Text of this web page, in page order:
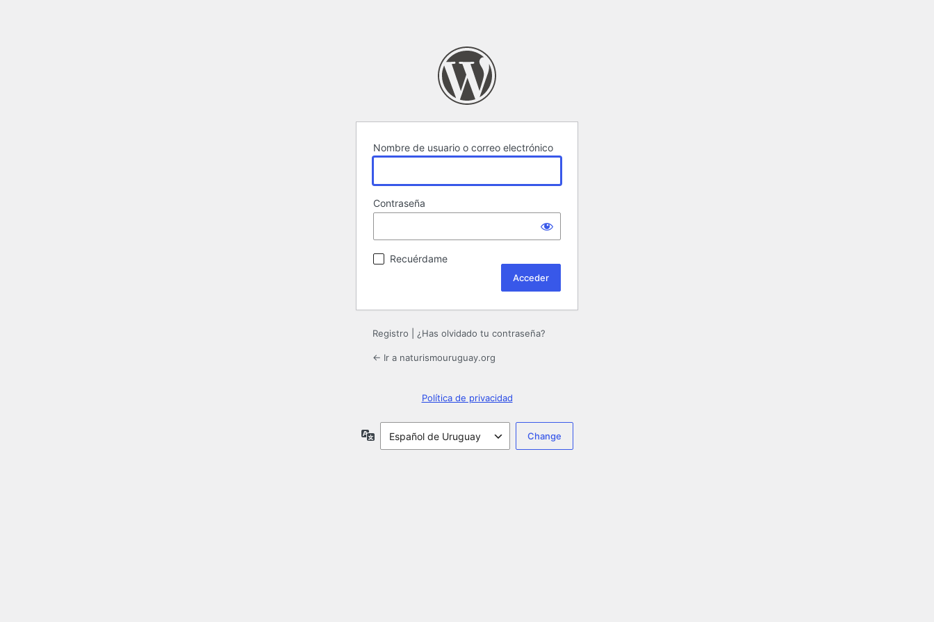
Nombre de usuario o correo electrónico
Contraseña
Recuérdame
Registro ¿Has olvidado tu contraseña?
← Ir a naturismouruguay.org
Política de privacidad
Idioma